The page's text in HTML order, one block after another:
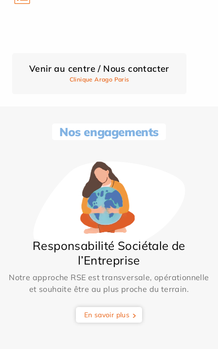
Venir au centre / Nous contacter
Clinique Arago Paris
Nos engagements
Responsabilité Sociétale de
l’Entreprise
Notre approche RSE est transversale, opérationnelle
et souhaite être au plus proche du terrain.
En savoir plus